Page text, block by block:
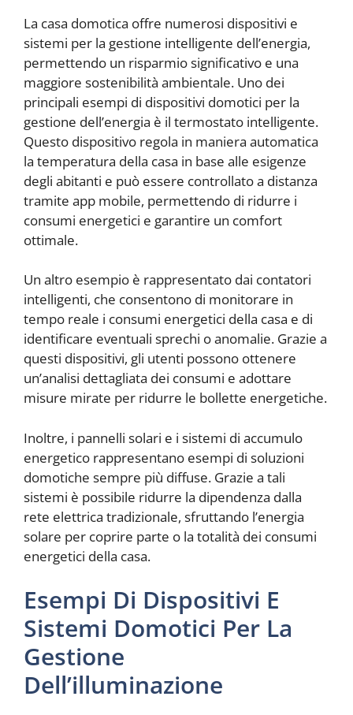
La casa domotica offre numerosi dispositivi e
sistemi per la gestione intelligente dell’energia,
permettendo un risparmio significativo e una
maggiore sostenibilità ambientale. Uno dei
principali esempi di dispositivi domotici per la
gestione dell’energia è il termostato intelligente.
Questo dispositivo regola in maniera automatica
la temperatura della casa in base alle esigenze
degli abitanti e può essere controllato a distanza
tramite app mobile, permettendo di ridurre i
consumi energetici e garantire un comfort
ottimale.
Un altro esempio è rappresentato dai contatori
intelligenti, che consentono di monitorare in
tempo reale i consumi energetici della casa e di
identificare eventuali sprechi o anomalie. Grazie a
questi dispositivi, gli utenti possono ottenere
un’analisi dettagliata dei consumi e adottare
misure mirate per ridurre le bollette energetiche.
Inoltre, i pannelli solari e i sistemi di accumulo
energetico rappresentano esempi di soluzioni
domotiche sempre più diffuse. Grazie a tali
sistemi è possibile ridurre la dipendenza dalla
rete elettrica tradizionale, sfruttando l’energia
solare per coprire parte o la totalità dei consumi
energetici della casa.
Esempi Di Dispositivi E
Sistemi Domotici Per La
Gestione
Dell’illuminazione